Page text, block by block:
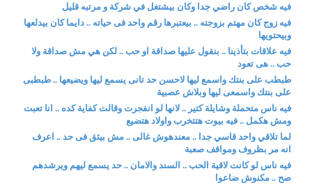
فيه شخص كان راضي جدا وكان بيشتغل في شركة و مرتبه قليل
فيه زوج كان مهتم بزوجته .. بيعتبرها رقم واحد فى حياته .. دايما كان بيدلعها
وبيحتويها
فيه علاقات بتأذينا .. بنقول عليها صداقة او حب .. لكن هي مش صداقة ولا
حب .. هى تعود
طبطب على بنتك واسمع ليها لاحسن حد تانى يسمع ليها ويضيعها .. طبطبى
على بنتك واسمعى ليها وبلاش عصبية
فيه ناس متحملة وشايلة كتير .. لانها لو انفجرت وقالت كفاية كده .. انا تعبت
ومش هكمل .. فيه بيوت هتتخرب واولاد هتضيع
لما تلاقي واحد قاسي جدا .. معندهوش غالى .. مش بيثق فى حد .. اعرف
انه مر بظروف ومواقف صعبة
فيه ناس لو كانت لاقية الحب .. السند والامان .. حد يسمع ليهم ويرشدهم
صح .. مكنوش ضاعوا